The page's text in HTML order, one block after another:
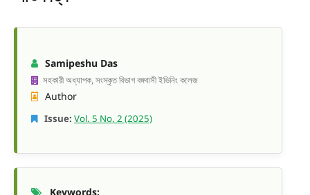
Samipeshu Das
সহকারী অধ্যাপক, সংস্কৃত বিভাগ বঙ্গবাসী ইভিনিং কলেজ
Author
Issue: Vol. 5 No. 2 (2025)
Keywords: